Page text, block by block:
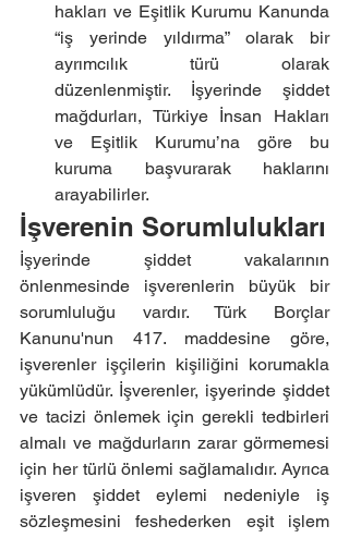
hakları ve Eşitlik Kurumu Kanunda
“iş yerinde yıldırma” olarak bir
ayrımcılık türü olarak
düzenlenmiştir. İşyerinde şiddet
mağdurları, Türkiye İnsan Hakları
ve Eşitlik Kurumu’na göre bu
kuruma başvurarak haklarını
arayabilirler.
İşverenin Sorumlulukları
İşyerinde şiddet vakalarının
önlenmesinde işverenlerin büyük bir
sorumluluğu vardır. Türk Borçlar
Kanunu'nun 417. maddesine göre,
işverenler işçilerin kişiliğini korumakla
yükümlüdür. İşverenler, işyerinde şiddet
ve tacizi önlemek için gerekli tedbirleri
almalı ve mağdurların zarar görmemesi
için her türlü önlemi sağlamalıdır. Ayrıca
işveren şiddet eylemi nedeniyle iş
sözleşmesini feshederken eşit işlem